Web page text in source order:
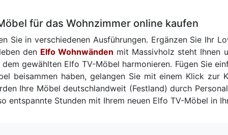
für das Wohnzimmer online kaufen
Sie in verschiedenen Ausführungen. Ergänzen Sie Ihr
den Elfo Wohnwänden mit Massivholz steht Ihnen
gewählten Elfo TV-Möbel harmonieren. Fügen Sie
beisammen haben, gelangen Sie mit einem Klick
Ihre Möbel deutschlandweit (Festland) durch
entspannte Stunden mit Ihrem neuen Elfo TV-Möbel in